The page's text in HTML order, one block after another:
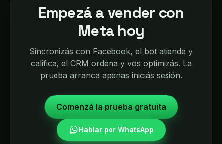
Empezá a vender con
Meta hoy
Sincronizás con Facebook, el bot atiende y
califica, el CRM ordena y vos optimizás. La
prueba arranca apenas iniciás sesión.
Comenzá la prueba gratuita
Hablar por WhatsApp